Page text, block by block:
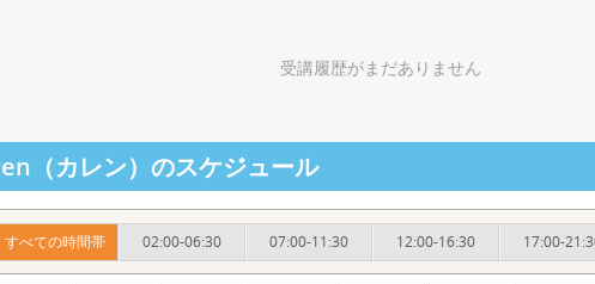
受講履歴がまだありません
（カレン）のスケジュール
すべての時間帯 02:00-06:30 07:00-11:30 12:00-16:30 17:00-